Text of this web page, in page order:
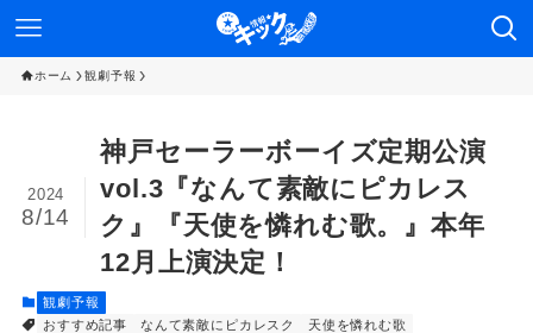
ホーム 観劇予報
神戸セーラーボーイズ定期公演
vol.3『なんて素敵にピカレス
ク』『天使を憐れむ歌。』本年
12月上演決定！
2024
8/14
観劇予報
おすすめ記事
なんて素敵にピカレスク
天使を憐れむ歌